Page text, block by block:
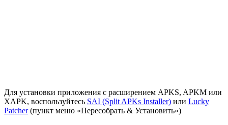
Для установки приложения с расширением APKS, APKM или
XAPK, воспользуйтесь SAI (Split APKs Installer) или Lucky
Patcher(пункт меню «Пересобрать & Установить»)